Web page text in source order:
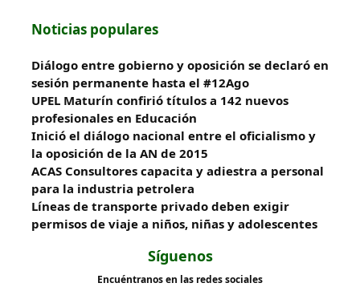
Noticias populares
Diálogo entre gobierno y oposición se declaró en
sesión permanente hasta el #12Ago
UPEL Maturín confirió títulos a 142 nuevos
profesionales en Educación
Inició el diálogo nacional entre el oficialismo y
la oposición de la AN de 2015
ACAS Consultores capacita y adiestra a personal
para la industria petrolera
Líneas de transporte privado deben exigir
permisos de viaje a niños, niñas y adolescentes
Síguenos
Encuéntranos en las redes sociales